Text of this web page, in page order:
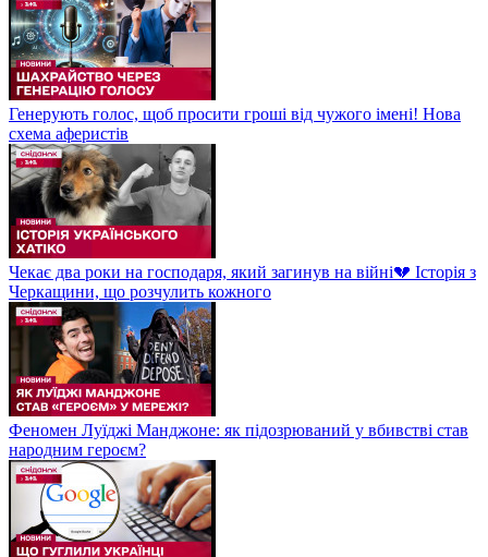
Генерують голос, щоб просити гроші від чужого імені! Нова
схема аферистів
Чекає два роки на господаря, який загинув на війні💔 Історія з
Черкащини, що розчулить кожного
Феномен Луїджі Манджоне: як підозрюваний у вбивстві став
народним героєм?